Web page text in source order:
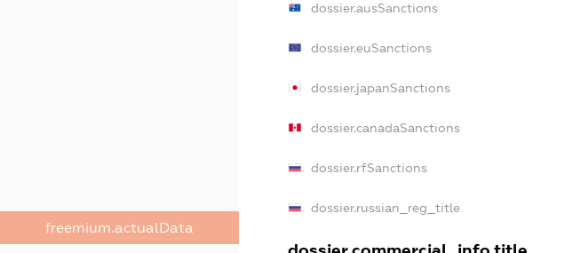
freemium.actualData
dossier.ausSanctions
dossier.euSanctions
dossier.japanSanctions
dossier.canadaSanctions
dossier.rfSanctions
dossier.russian_reg_title